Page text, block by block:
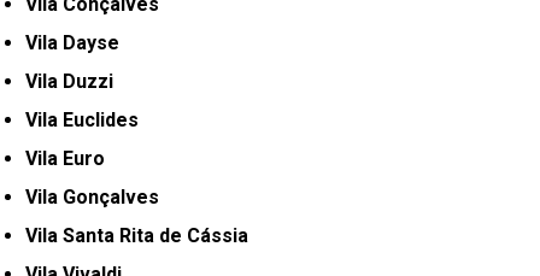
Vila Conçalves
Vila Dayse
Vila Duzzi
Vila Euclides
Vila Euro
Vila Gonçalves
Vila Santa Rita de Cássia